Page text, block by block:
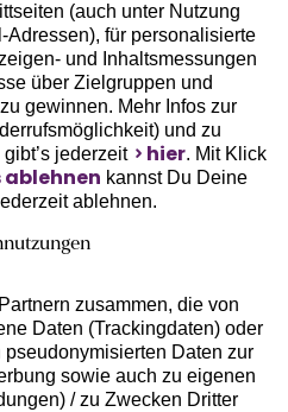
(auch unter Nutzung
für personalisierte
und Inhaltsmessungen
über Zielgruppen und
gewinnen. Mehr Infos zur
und zu
jederzeit
hier. Mit Klick
ablehnen kannst Du Deine
ablehnen.
zusammen, die von
Daten (Trackingdaten) oder
Daten zur
sowie auch zu eigenen
/ zu Zwecken Dritter